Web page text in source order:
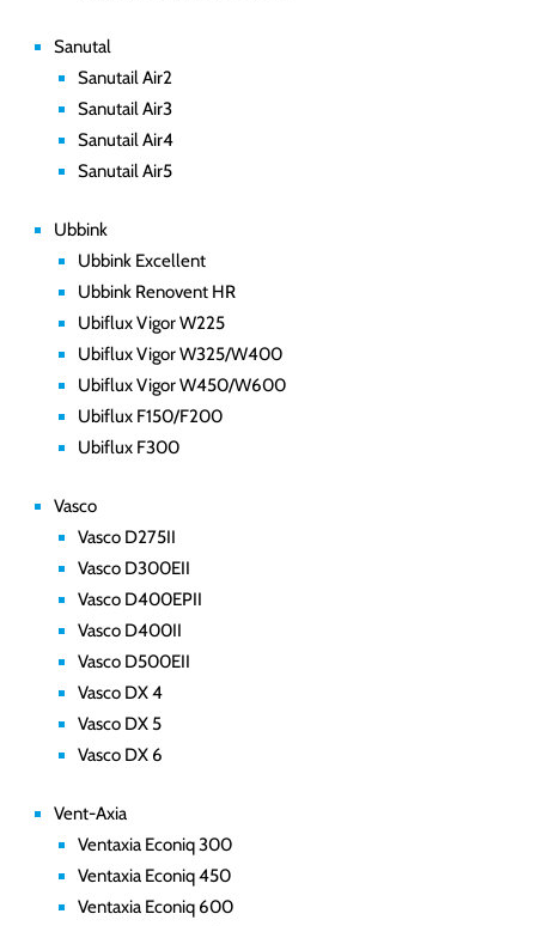
Sanutal
Sanutail Air2
Sanutail Air3
Sanutail Air4
Sanutail Air5
Ubbink
Ubbink Excellent
Ubbink Renovent HR
Ubiflux Vigor W225
Ubiflux Vigor W325/W400
Ubiflux Vigor W450/W600
Ubiflux F150/F200
Ubiflux F300
Vasco
Vasco D275II
Vasco D300EII
Vasco D400EPII
Vasco D400II
Vasco D500EII
Vasco DX 4
Vasco DX 5
Vasco DX 6
Vent-Axia
Ventaxia Econiq 300
Ventaxia Econiq 450
Ventaxia Econiq 600